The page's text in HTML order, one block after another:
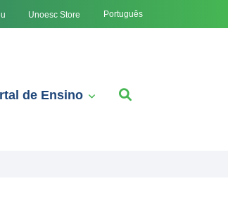
Unoesc Store Português
de Ensino